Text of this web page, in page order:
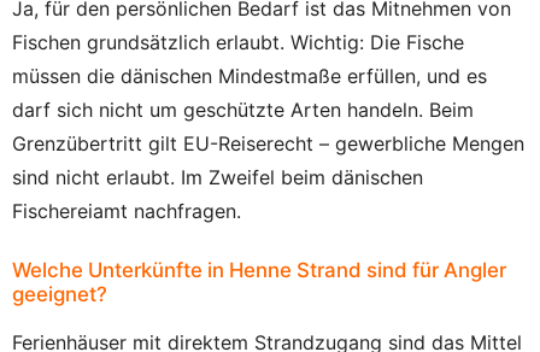
Ja, für den persönlichen Bedarf ist das Mitnehmen von
Fischen grundsätzlich erlaubt. Wichtig: Die Fische
müssen die dänischen Mindestmaße erfüllen, und es
darf sich nicht um geschützte Arten handeln. Beim
Grenzübertritt gilt EU-Reiserecht – gewerbliche Mengen
sind nicht erlaubt. Im Zweifel beim dänischen
Fischereiamt nachfragen.
Welche Unterkünfte in Henne Strand sind für Angler
geeignet?
Ferienhäuser mit direktem Strandzugang sind das Mittel